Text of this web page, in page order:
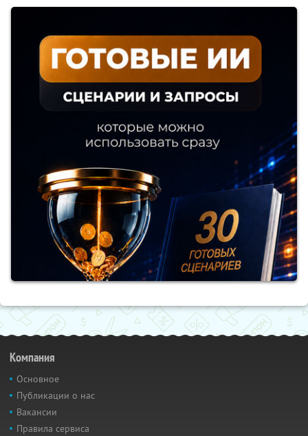
Компания
Основное
Публикации о нас
Вакансии
Правила сервиса